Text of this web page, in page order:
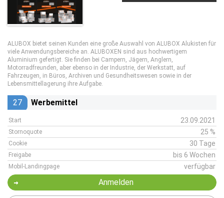
ALUBOX bietet seinen Kunden eine große Auswahl von ALUBOX Alukisten für
viele Anwendungsbereiche an. ALUBOXEN sind aus hochwertigem
Aluminium gefertigt. Sie finden bei Campern, Jägern, Anglern,
Motorradfreunden, aber ebenso in der Industrie, der Werkstatt, auf
Fahrzeugen, in Büros, Archiven und Gesundheitswesen sowie in der
Lebensmittellagerung ihre Aufgabe.
27 Werbemittel
Start 23.09.2021
Stornoquote 25 %
Cookie 30 Tage
Freigabe bis 6 Wochen
Mobil-Landingpage verfügbar
Anmelden